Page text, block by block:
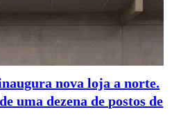
nova loja a norte.
uma dezena de postos de